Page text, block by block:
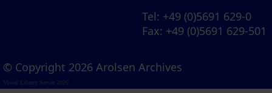
Tel: +49 (0)5691 629-0
Fax: +49 (0)5691 629-501
© Copyright 2026 Arolsen Archives
Visual Library Server 2026